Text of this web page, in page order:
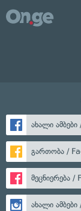
ახალი
გართობა /
მეცნიერება /
ახალი